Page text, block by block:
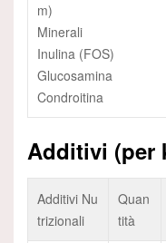
m)
Minerali
Inulina (FOS)
Glucosamina
Condroitina
Additivi (per
Additivi Nu
trizionali
Quan
tità